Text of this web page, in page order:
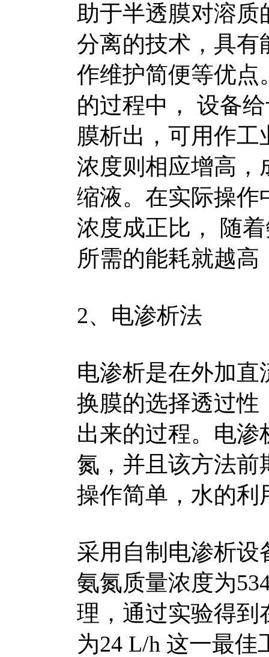
助于半透膜对溶质
分离的技术，具有
作维护简便等优点
的过程中， 设备
膜析出，可用作
浓度则相应增高，
缩液。在实际操作
浓度成正比， 随
所需的能耗就越
2、电渗析法
电渗析是在外加
换膜的选择透过性
出来的过程。电
氮，并且该方法前
操作简单，水的利
采用自制电渗析设
氨氮质量浓度为
理，通过实验得到
为24 L/h 这一最